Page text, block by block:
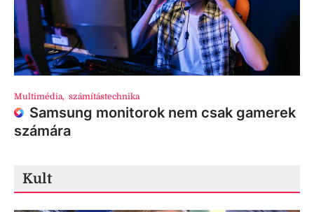
Multimédia, számítástechnika
Samsung monitorok nem csak gamerek
számára
Kult